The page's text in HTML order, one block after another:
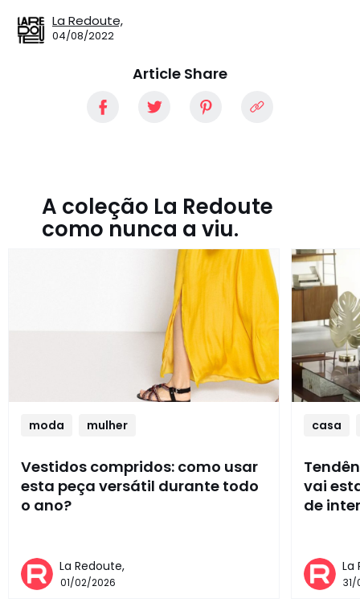
La Redoute,
04/08/2022
Article Share
A coleção La Redoute
como nunca a viu.
moda mulher
Vestidos compridos: como usar
esta peça versátil durante todo
o ano?
La Redoute,
01/02/2026
casa
vai
de
La